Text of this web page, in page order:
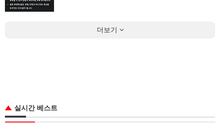
더보기
실시간 베스트